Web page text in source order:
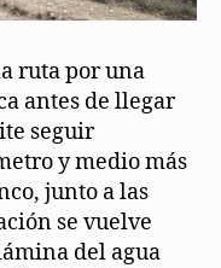
ruta por una
antes de llegar
seguir
y medio más
junto a las
se vuelve
del agua